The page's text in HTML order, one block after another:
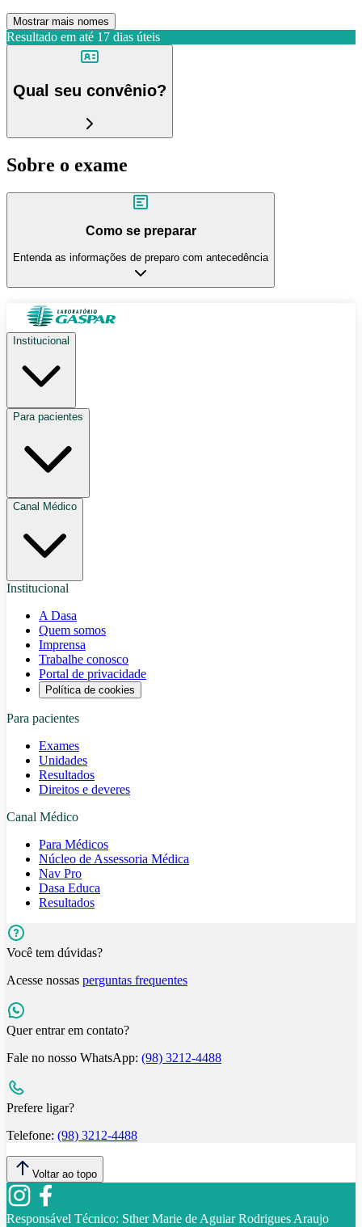
Mostrar mais nomes
Resultado em até 17 dias úteis
Qual seu convênio?
Sobre o exame
Como se preparar
Entenda as informações de preparo com antecedência
Institucional
Para pacientes
Canal Médico
Institucional
A Dasa
Quem somos
Imprensa
Trabalhe conosco
Portal de privacidade
Política de cookies
Para pacientes
Exames
Unidades
Resultados
Direitos e deveres
Canal Médico
Para Médicos
Núcleo de Assessoria Médica
Nav Pro
Dasa Educa
Resultados
Você tem dúvidas?
Acesse nossas perguntas frequentes
Quer entrar em contato?
Fale no nosso WhatsApp: (98) 3212-4488
Prefere ligar?
Telefone: (98) 3212-4488
Voltar ao topo
Responsável Técnico: Sther Marie de Aguiar Rodrigues Araujo